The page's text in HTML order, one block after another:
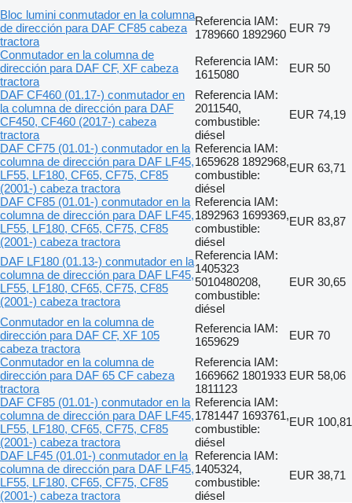
Bloc lumini conmutador en la columna
de dirección para DAF CF85 cabeza
tractora
Referencia IAM:
1789660 1892960 EUR 79
Conmutador en la columna de
dirección para DAF CF, XF cabeza
tractora
Referencia IAM:
1615080
EUR 50
DAF CF460 (01.17-) conmutador en
la columna de dirección para DAF
CF450, CF460 (2017-) cabeza
tractora
Referencia IAM:
2011540,
combustible:
diésel
EUR 74,19
DAF CF75 (01.01-) conmutador en la
columna de dirección para DAF LF45,
LF55, LF180, CF65, CF75, CF85
(2001-) cabeza tractora
Referencia IAM:
1659628 1892968,
combustible:
diésel
EUR 63,71
DAF CF85 (01.01-) conmutador en la
columna de dirección para DAF LF45,
LF55, LF180, CF65, CF75, CF85
(2001-) cabeza tractora
Referencia IAM:
1892963 1699369,
combustible:
diésel
EUR 83,87
DAF LF180 (01.13-) conmutador en la
columna de dirección para DAF LF45,
LF55, LF180, CF65, CF75, CF85
(2001-) cabeza tractora
Referencia IAM:
1405323
5010480208,
combustible:
diésel
EUR 30,65
Conmutador en la columna de
dirección para DAF CF, XF 105
cabeza tractora
Referencia IAM:
1659629
EUR 70
Conmutador en la columna de
dirección para DAF 65 CF cabeza
tractora
Referencia IAM:
1669662 1801933
1811123
EUR 58,06
DAF CF85 (01.01-) conmutador en la
columna de dirección para DAF LF45,
LF55, LF180, CF65, CF75, CF85
(2001-) cabeza tractora
Referencia IAM:
1781447 1693761,
combustible:
diésel
EUR 100,81
DAF LF45 (01.01-) conmutador en la
columna de dirección para DAF LF45,
LF55, LF180, CF65, CF75, CF85
(2001-) cabeza tractora
Referencia IAM:
1405324,
combustible:
diésel
EUR 38,71